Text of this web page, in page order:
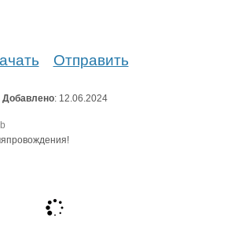
Отправить
Добавлено: 12.06.2024